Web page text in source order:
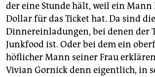
der eine Stunde hält, weil ein Mann
Dollar für das Ticket hat. Da sind
Dinnereinladungen, bei denen der
Junkfood ist. Oder bei dem ein
höflicher Mann seiner Frau
Vivian Gornick denn eigentlich, in